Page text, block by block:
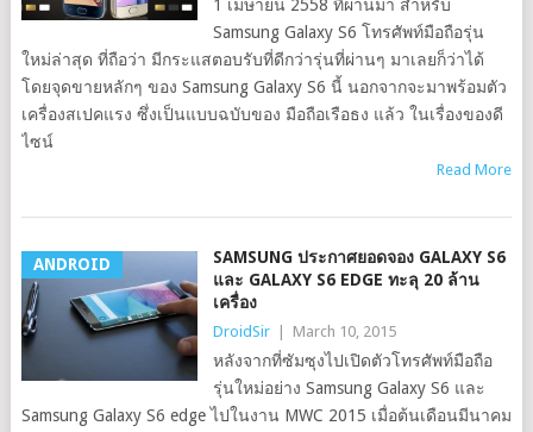
1 เมษายน 2558 ที่ผ่านมา สำหรับ
Samsung Galaxy S6 โทรศัพท์มือถือรุ่น
ใหม่ล่าสุด ที่ถือว่า มีกระแสตอบรับที่ดีกว่ารุ่นที่ผ่านๆ มาเลยก็ว่าได้
โดยจุดขายหลักๆ ของ Samsung Galaxy S6 นี้ นอกจากจะมาพร้อมตัว
เครื่องสเปคแรง ซึ่งเป็นแบบฉบับของ มือถือเรือธง แล้ว ในเรื่องของดี
ไซน์
Read More
ANDROID
SAMSUNG ประกาศยอดจอง GALAXY S6
และ GALAXY S6 EDGE ทะลุ 20 ล้าน
เครื่อง
DroidSir March 10, 2015
หลังจากที่ซัมซุงไปเปิดตัวโทรศัพท์มือถือ
รุ่นใหม่อย่าง Samsung Galaxy S6 และ
Samsung Galaxy S6 edge ไปในงาน MWC 2015 เมื่อต้นเดือนมีนาคม